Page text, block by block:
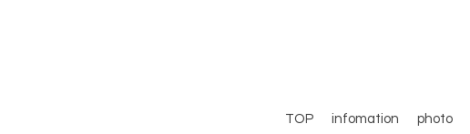
TOP infomation photo